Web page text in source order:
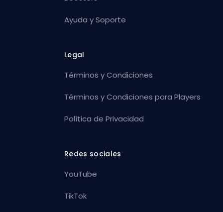
Ayuda y Soporte
Legal
Términos y Condiciones
Términos y Condiciones para Players
Política de Privacidad
Redes sociales
YouTube
TikTok